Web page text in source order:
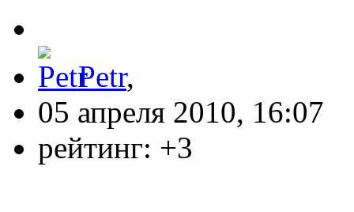
Petr,
05 апреля 2010, 16:07
рейтинг: +3